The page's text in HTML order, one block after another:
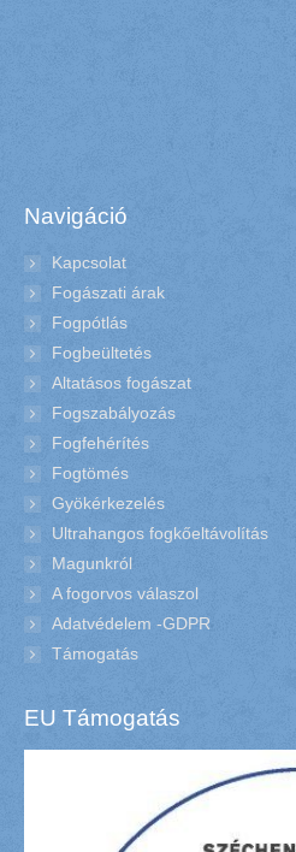
Navigáció
Kapcsolat
Fogászati árak
Fogpótlás
Fogbeültetés
Altatásos fogászat
Fogszabályozás
Fogfehérítés
Fogtömés
Gyökérkezelés
Ultrahangos fogkőeltávolítás
Magunkról
A fogorvos válaszol
Adatvédelem -GDPR
Támogatás
EU Támogatás